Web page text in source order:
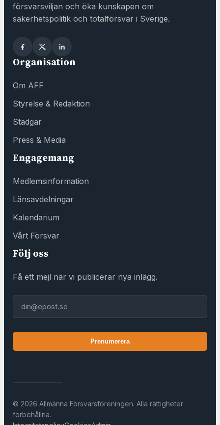
i
s
u
s
försvarsviljan och öka kunskapen om
säkerhetspolitik och totalförsvar i Sverige.
Organisation
Om AFF
Styrelse & Redaktion
Stadgar
Press & Media
Engagemang
Medlemsinformation
Länsavdelningar
Kalendarium
Vårt Försvar
Följ oss
Få ett mejl när vi publicerar nya inlägg.
Prenumerera
© 2026 Allmänna Försvarsföreningen. Alla rättigheter
förbehållna.